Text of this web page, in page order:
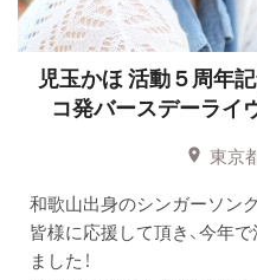
児玉かほ 活動５周年
コ発バースデーライ
東京
和歌山出身のシンガーソン
皆様に応援して頂き、今年
ました！